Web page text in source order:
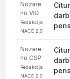
Nozare
no VID
Redakcija
NACE 2.0
Nozare
no CSP
Redakcija
NACE 2.0